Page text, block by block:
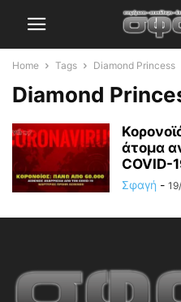
Home Tags Diamond Princess
Diamond
άτομα
COVID-
Σφαγή -